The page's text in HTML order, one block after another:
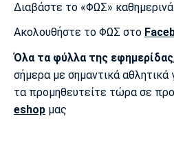
Διαβάστε το «ΦΩΣ» καθημερινά
Ακολουθήστε το ΦΩΣ στο
Όλα τα φύλλα της εφημερίδας
σήμερα με σημαντικά αθλητικά
τα προμηθευτείτε τώρα σε
eshop μας